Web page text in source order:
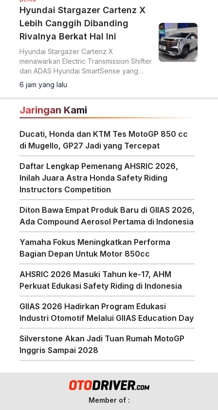
Hyundai Stargazer Cartenz X
Lebih Canggih Dibanding
Rivalnya Berkat Hal Ini
Hyundai Stargazer Cartenz X
menawarkan Electric Transmission Shifter
dan ADAS Hyundai SmartSense yang
lebih lengkap. Simak harga Hyundai
Stargazer Cartenz X terbaru mulai Rp350
juta di artikel ini.
6 jam yang lalu
Jaringan Kami
Ducati, Honda dan KTM Tes MotoGP 850 cc
di Mugello, GP27 Jadi yang Tercepat
Daftar Lengkap Pemenang AHSRIC 2026,
Inilah Juara Astra Honda Safety Riding
Instructors Competition
Diton Bawa Empat Produk Baru di GIIAS 2026,
Ada Compound Aerosol Pertama di Indonesia
Yamaha Fokus Meningkatkan Performa
Bagian Depan Untuk Motor 850cc
AHSRIC 2026 Masuki Tahun ke-17, AHM
Perkuat Edukasi Safety Riding di Indonesia
GIIAS 2026 Hadirkan Program Edukasi
Industri Otomotif Melalui GIIAS Education Day
Silverstone Akan Jadi Tuan Rumah MotoGP
Inggris Sampai 2028
Member of :